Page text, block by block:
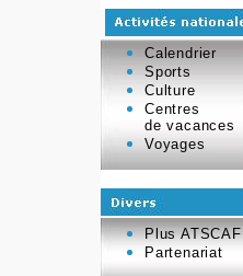
Calendrier
Sports
Culture
Centres
de vacances
Voyages
Plus ATSCAF
Partenariat